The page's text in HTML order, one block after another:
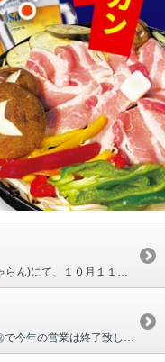
現在、ホームページ、お電話、予約サイト(じゃらん)にて、１０月１１月１２月の予約を受け付けております。 (１２月分のネット販売が遅れまして大変申し訳ありませんでした) お問い合わせだけでも もち...
いそのホテル夏季限定 ビアガーデン、 9／23㊗で今年の営業は終了致しました。 今年は７／７(金)からの開催でしたが、初日 雨で中止。 以降は 例年に比べれば中止になることが少なくて良かったで...